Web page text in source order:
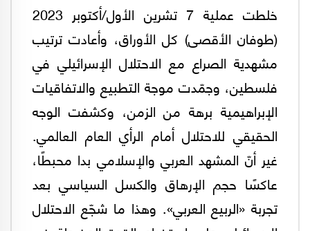
خلطت عملية 7 تشرين الأول/أكتوبر 2023
(طوفان الأقصى) كل الأوراق، وأعادت ترتيب
مشهدية الصراع مع الاحتلال الإسرائيلي في
فلسطين، وجمّدت موجة التطبيع والاتفاقيات
الإبراهيمية برهة من الزمن، وكشفت الوجه
الحقيقي للاحتلال أمام الرأي العام العالمي.
غير أنّ المشهد العربي والإسلامي بدا محبطًا،
عاكسًا حجم الإرهاق والكسل السياسي بعد
تجربة «الربيع العربي». وهذا ما شجّع الاحتلال